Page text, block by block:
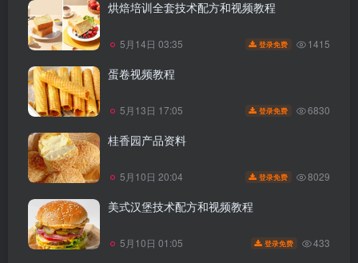
烘焙培训全套技术配方和视频教程
5月14日 03:35 登录免费 1415
蛋卷视频教程
5月13日 17:05 登录免费 6830
桂香园产品资料
5月10日 20:04 登录免费 8029
美式汉堡技术配方和视频教程
5月10日 01:05 登录免费 433